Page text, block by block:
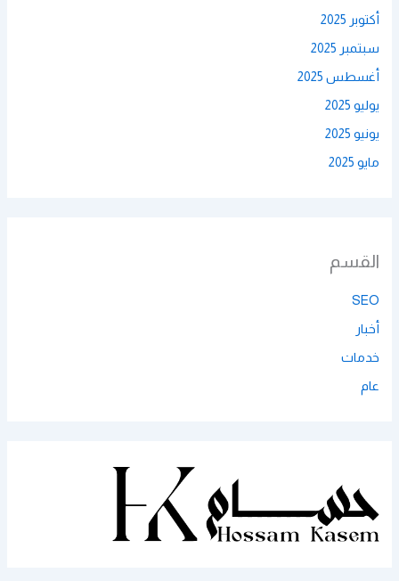
أكتوبر 2025
سبتمبر 2025
أغسطس 2025
يوليو 2025
يونيو 2025
مايو 2025
القسم
SEO
أخبار
خدمات
عام